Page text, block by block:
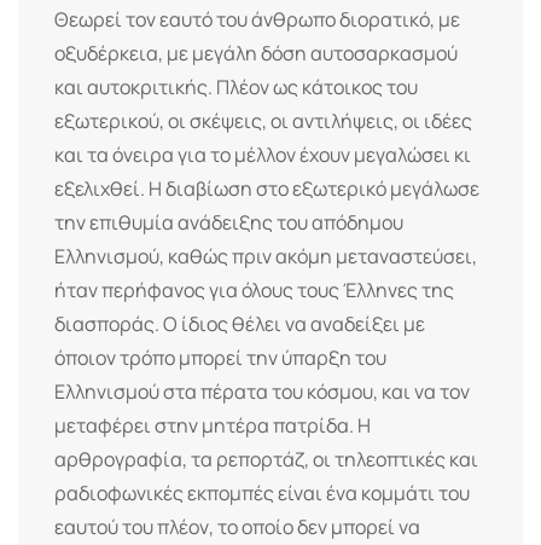
Θεωρεί τον εαυτό του άνθρωπο διορατικό, με
οξυδέρκεια, με μεγάλη δόση αυτοσαρκασμού
και αυτοκριτικής. Πλέον ως κάτοικος του
εξωτερικού, οι σκέψεις, οι αντιλήψεις, οι ιδέες
και τα όνειρα για το μέλλον έχουν μεγαλώσει κι
εξελιχθεί. Η διαβίωση στο εξωτερικό μεγάλωσε
την επιθυμία ανάδειξης του απόδημου
Ελληνισμού, καθώς πριν ακόμη μεταναστεύσει,
ήταν περήφανος για όλους τους Έλληνες της
διασποράς. Ο ίδιος θέλει να αναδείξει με
όποιον τρόπο μπορεί την ύπαρξη του
Ελληνισμού στα πέρατα του κόσμου, και να τον
μεταφέρει στην μητέρα πατρίδα. Η
αρθρογραφία, τα ρεπορτάζ, οι τηλεοπτικές και
ραδιοφωνικές εκπομπές είναι ένα κομμάτι του
εαυτού του πλέον, το οποίο δεν μπορεί να